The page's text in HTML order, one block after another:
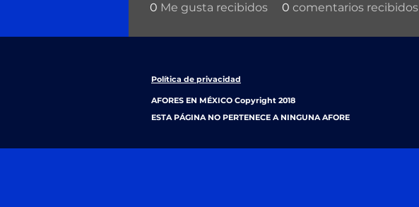
0 Me gusta recibidos 0 comentarios recibidos
Política de privacidad
AFORES EN MÉXICO Copyright 2018
ESTA PÁGINA NO PERTENECE A NINGUNA AFORE